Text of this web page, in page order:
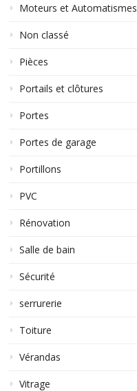
Moteurs et Automatismes
Non classé
Pièces
Portails et clôtures
Portes
Portes de garage
Portillons
PVC
Rénovation
Salle de bain
Sécurité
serrurerie
Toiture
Vérandas
Vitrage